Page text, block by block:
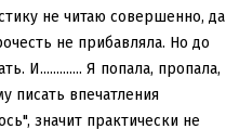
не читаю совершенно, да
не прибавляла. Но до
И............. Я попала, пропала,
писать впечатления
значит практически не